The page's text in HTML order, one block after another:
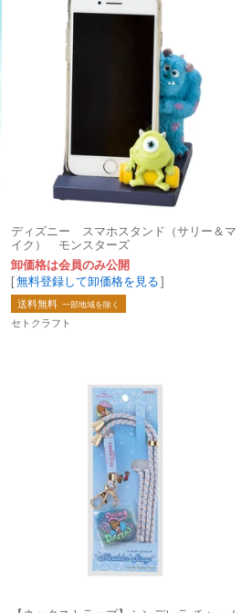
ディズニー スマホスタンド（サリー＆マ
イク） モンスターズ
卸価格は会員のみ公開
[無料登録して卸価格を見る ]
送料無料 一部地域を除く
セトクラフト